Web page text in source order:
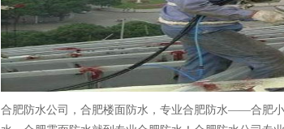
合肥防水公司，合肥楼面防水，专业合肥防水——合肥